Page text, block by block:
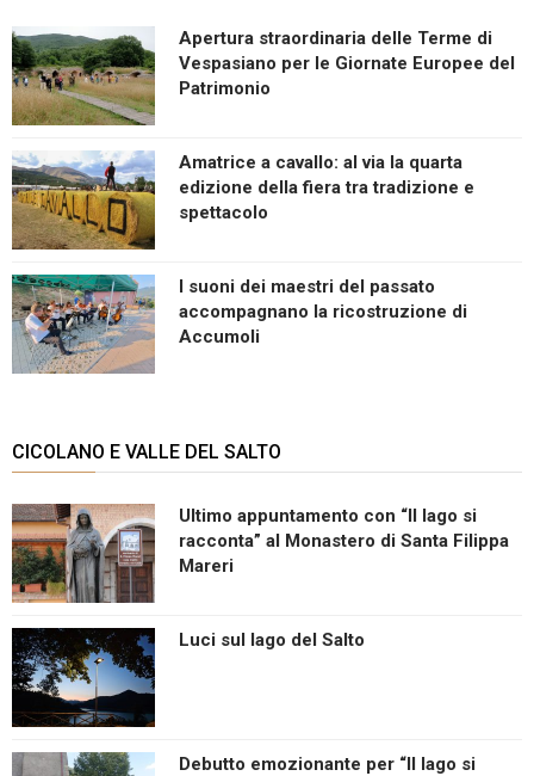
Apertura straordinaria delle Terme di
Vespasiano per le Giornate Europee del
Patrimonio
Amatrice a cavallo: al via la quarta
edizione della fiera tra tradizione e
spettacolo
I suoni dei maestri del passato
accompagnano la ricostruzione di
Accumoli
CICOLANO E VALLE DEL SALTO
Ultimo appuntamento con “Il lago si
racconta” al Monastero di Santa Filippa
Mareri
Luci sul lago del Salto
Debutto emozionante per “Il lago si